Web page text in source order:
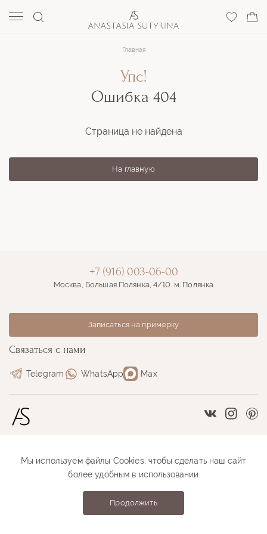
Главная
Упс!
Ошибка 404
Страница не найдена
На главную
Vkontakte
Связаться с нами
Telegram WhatsApp Max
+7 (916) 003-06-00
Москва, Большая Полянка, 4/10. м. Полянка
Записаться на примерку
Размерная сетка
Как проходит примерка
Как оформить заказ
Anastasia Sutyrina © 2026
Мы используем файлы Cookies, чтобы сделать наш сайт
более удобным в использовании
Продолжить